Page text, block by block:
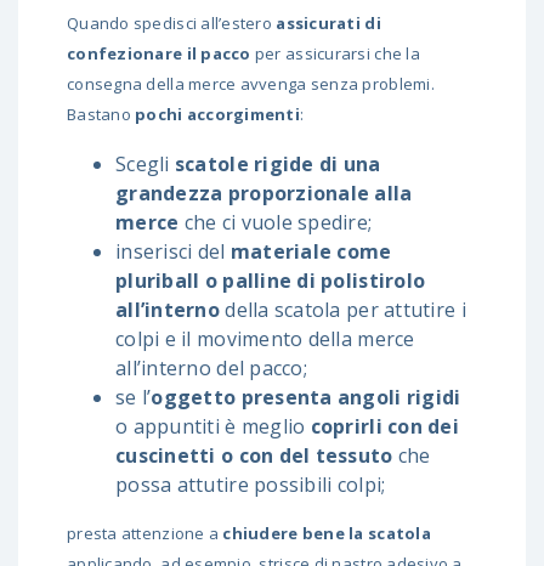
Quando spedisci all’estero assicurati di
confezionare il pacco per assicurarsi che la
consegna della merce avvenga senza problemi.
Bastano pochi accorgimenti:
Scegli scatole rigide di una
grandezza proporzionale alla
merce che ci vuole spedire;
inserisci del materiale come
pluriball o palline di polistirolo
all’internodella scatola per attutire i
colpi e il movimento della merce
all’interno del pacco;
se l’oggetto presenta angoli rigidi
o appuntiti è meglio coprirli con dei
cuscinetti o con del tessuto che
possa attutire possibili colpi;
presta attenzione a chiudere bene la scatola